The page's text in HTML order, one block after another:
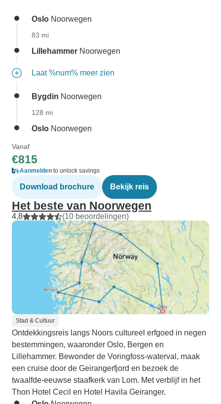
Oslo Noorwegen
83 mi
Lillehammer Noorwegen
Laat %num% meer zien
Bygdin Noorwegen
128 mi
Oslo Noorwegen
Vanaf
€815
Aanmelden to unlock savings
Download brochure Bekijk reis
Het beste van Noorwegen
4,8 (10 beoordelingen)
Stad & Cultuur
Ontdekkingsreis langs Noors cultureel erfgoed in negen
bestemmingen, waaronder Oslo, Bergen en
Lillehammer. Bewonder de Voringfoss-waterval, maak
een cruise door de Geirangerfjord en bezoek de
twaalfde-eeuwse staafkerk van Lom. Met verblijf in het
Thon Hotel Cecil en Hotel Havila Geiranger.